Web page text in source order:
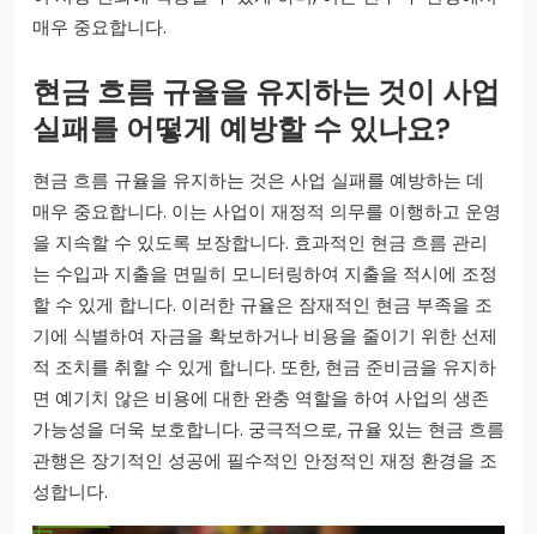
매우 중요합니다.
현금 흐름 규율을 유지하는 것이 사업
실패를 어떻게 예방할 수 있나요?
현금 흐름 규율을 유지하는 것은 사업 실패를 예방하는 데
매우 중요합니다. 이는 사업이 재정적 의무를 이행하고 운영
을 지속할 수 있도록 보장합니다. 효과적인 현금 흐름 관리
는 수입과 지출을 면밀히 모니터링하여 지출을 적시에 조정
할 수 있게 합니다. 이러한 규율은 잠재적인 현금 부족을 조
기에 식별하여 자금을 확보하거나 비용을 줄이기 위한 선제
적 조치를 취할 수 있게 합니다. 또한, 현금 준비금을 유지하
면 예기치 않은 비용에 대한 완충 역할을 하여 사업의 생존
가능성을 더욱 보호합니다. 궁극적으로, 규율 있는 현금 흐름
관행은 장기적인 성공에 필수적인 안정적인 재정 환경을 조
성합니다.